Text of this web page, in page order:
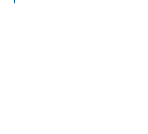
August 2026